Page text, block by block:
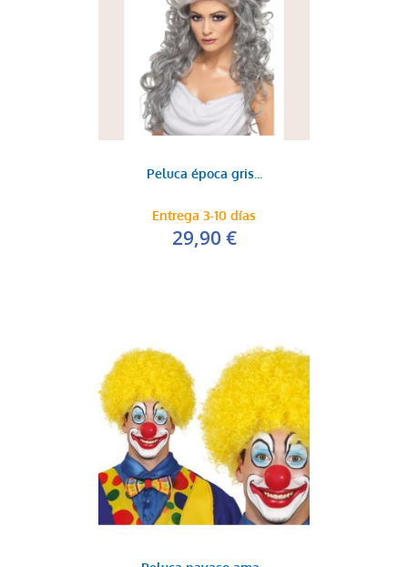
Peluca época gris...
Entrega 3-10 días
29,90 €